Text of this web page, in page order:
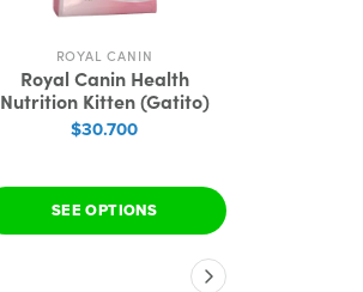
ROYAL CANIN
Royal Canin Health
Nutrition Kitten (Gatito)
$30.700
SEE OPTIONS